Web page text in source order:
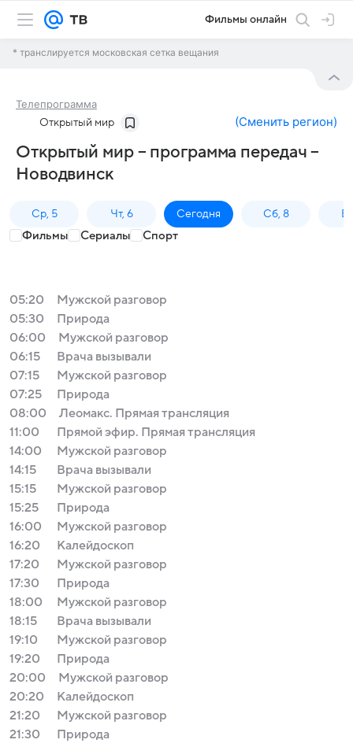
Фильмы онлайн
* транслируется московская сетка вещания
Телепрограмма
Открытый мир (Сменить регион)
Открытый мир – программа передач –
Новодвинск
Ср, 5 Чт, 6 Сегодня Сб, 8
Фильмы Сериалы Спорт
05:20
Мужской разговор
05:30
Природа
06:00
Мужской разговор
06:15
Врача вызывали
07:15
Мужской разговор
07:25
Природа
08:00
Леомакс. Прямая трансляция
11:00
Прямой эфир. Прямая трансляция
14:00
Мужской разговор
14:15
Врача вызывали
15:15
Мужской разговор
15:25
Природа
16:00
Мужской разговор
16:20
Калейдоскоп
17:20
Мужской разговор
17:30
Природа
18:00
Мужской разговор
18:15
Врача вызывали
19:10
Мужской разговор
19:20
Природа
20:00
Мужской разговор
20:20
Калейдоскоп
21:20
Мужской разговор
21:30
Природа